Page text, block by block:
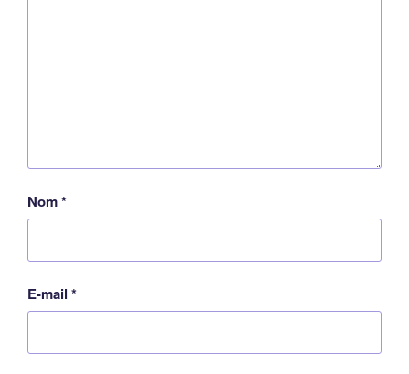
Nom*
E-mail *